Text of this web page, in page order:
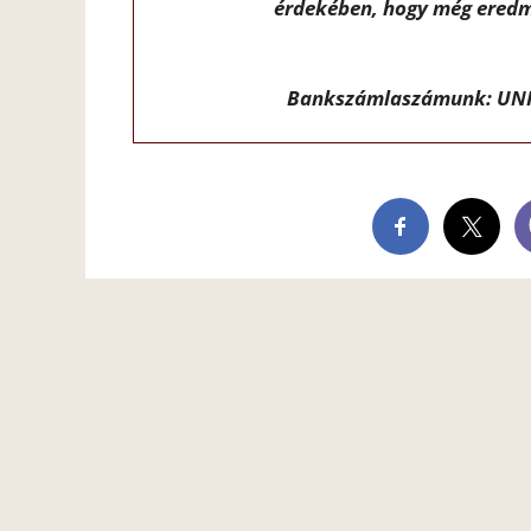
érdekében, hogy még
Bankszámlaszámunk: